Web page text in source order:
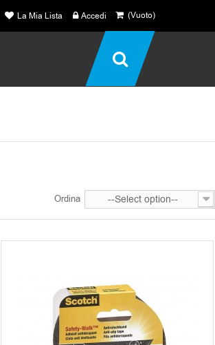
(Vuoto)
La Mia Lista Accedi
Ordina --Select option--